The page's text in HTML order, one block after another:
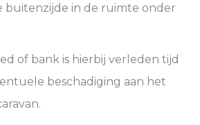
buitenzijde in de ruimte onder
of bank is hierbij verleden tijd
beschadiging aan het